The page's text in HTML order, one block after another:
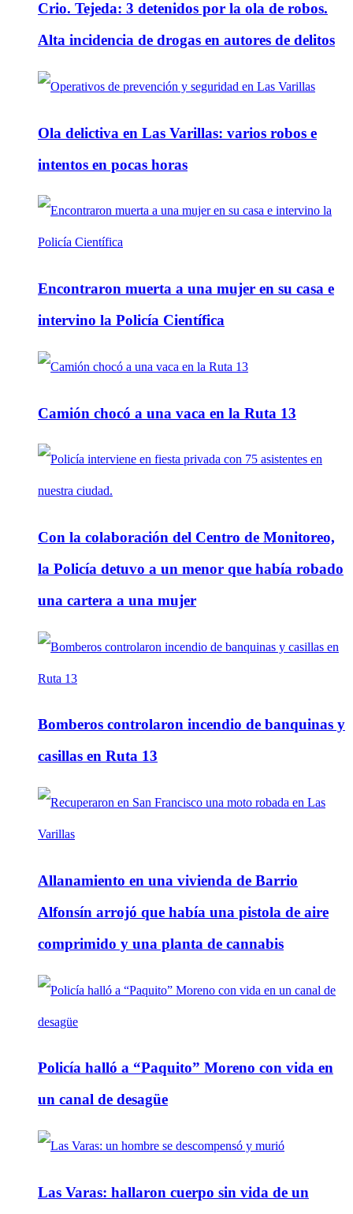
Crio. Tejeda: 3 detenidos por la ola de robos.
Alta incidencia de drogas en autores de delitos
Ola delictiva en Las Varillas: varios robos e
intentos en pocas horas
Encontraron muerta a una mujer en su casa e
intervino la Policía Científica
Camión chocó a una vaca en la Ruta 13
Con la colaboración del Centro de Monitoreo,
la Policía detuvo a un menor que había robado
una cartera a una mujer
Bomberos controlaron incendio de banquinas y
casillas en Ruta 13
Allanamiento en una vivienda de Barrio
Alfonsín arrojó que había una pistola de aire
comprimido y una planta de cannabis
Policía halló a “Paquito” Moreno con vida en
un canal de desagüe
Las Varas: hallaron cuerpo sin vida de un